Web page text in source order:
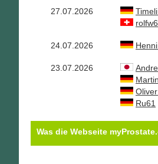
27.07.2026
24.07.2026
23.07.2026
Ru61
Was die Webseite